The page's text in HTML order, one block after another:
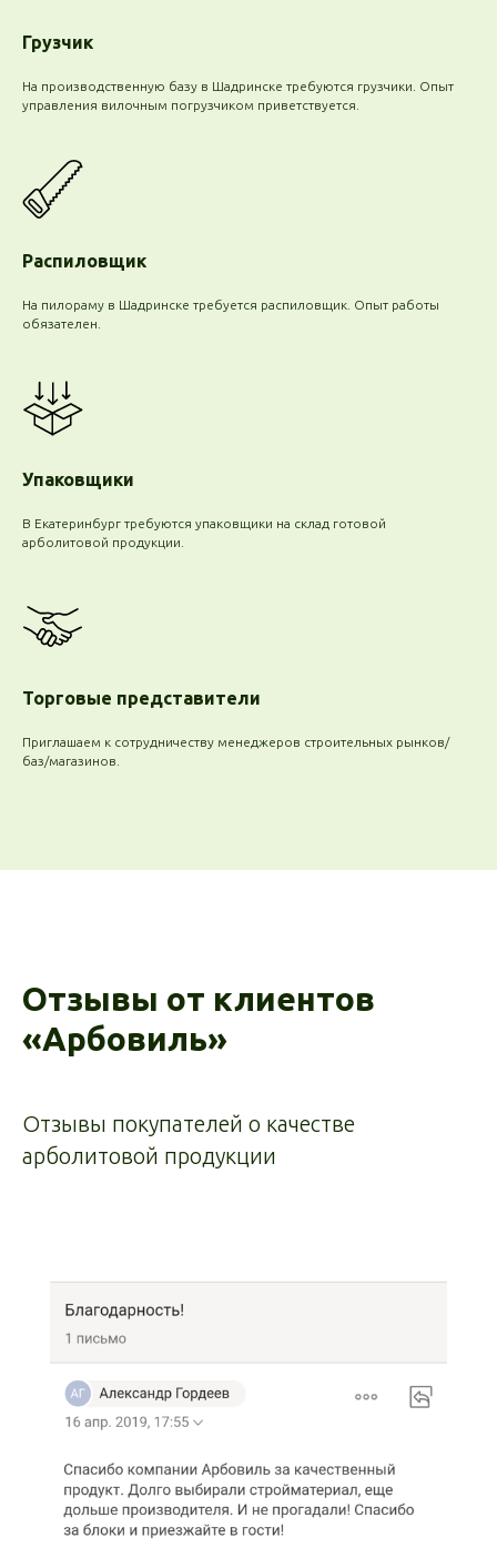
Грузчик
На производственную базу в Шадринске требуются грузчики. Опыт
управления вилочным погрузчиком приветствуется.
Распиловщик
На пилораму в Шадринске требуется распиловщик. Опыт работы
обязателен.
Упаковщики
В Екатеринбург требуются упаковщики на склад готовой
арболитовой продукции.
Торговые представители
Приглашаем к сотрудничеству менеджеров строительных рынков/
баз/магазинов.
Отзывы от клиентов
«Арбовиль»
Отзывы покупателей о качестве
арболитовой продукции